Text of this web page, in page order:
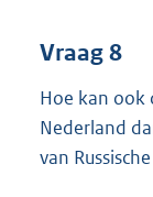
Vraag 8
Hoe kan ook
Nederland
van